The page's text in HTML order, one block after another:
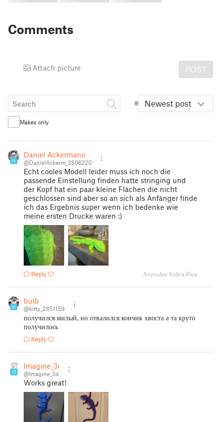
Comments
Attach picture POST
Newest post
Makes only
11
Daniel Ackermann
@DanielAckerm_3506220
Echt cooles Modell leider muss ich noch die
passende Einstellung finden hatte stringing und
der Kopf hat ein paar kleine Flächen die nicht
geschlossen sind aber so an sich als Anfänger finde
ich das Ergebnis super wenn ich bedenke wie
meine ersten Drucke waren :)
Reply Anycubic Kobra Plus
11
bulb
@kitty_2851159
получился милый, но отвалился кончик хвоста а та круто
получилось
Reply
17
Imagine_3d
@Imagine_3d
Works great!